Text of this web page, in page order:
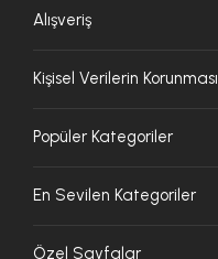
Alışveriş
Kişisel Verilerin Korunması
Popüler Kategoriler
En Sevilen Kategoriler
Özel Sayfalar